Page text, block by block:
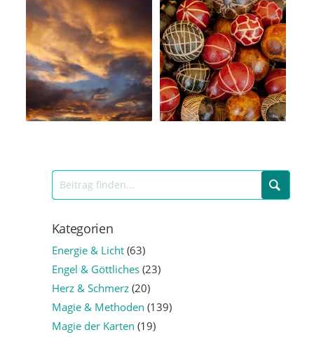
Kategorien
Energie & Licht(63)
Engel & Göttliches(23)
Herz & Schmerz(20)
Magie & Methoden (139)
Magie der Karten (19)